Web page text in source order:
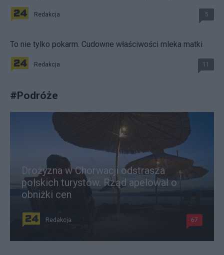
Redakcja 5
To nie tylko pokarm. Cudowne właściwości mleka matki
Redakcja 11
#Podróże
Drożyzna w Chorwacji odstrasza
polskich turystów. Rząd apelował o
obniżki cen
Redakcja 67